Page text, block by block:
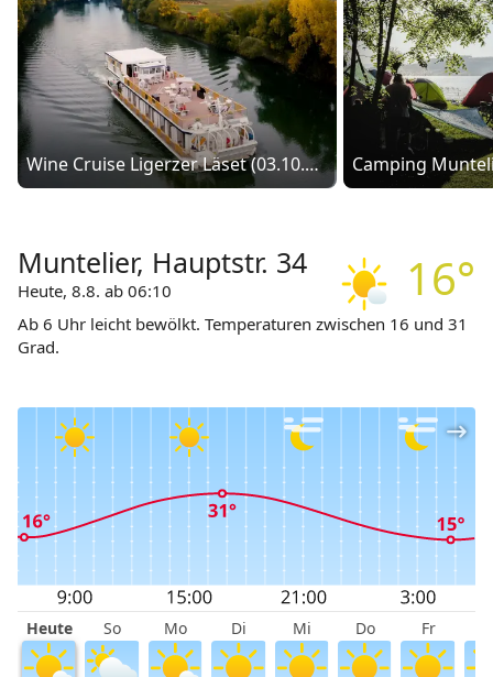
Wine Cruise Ligerzer Läset (03.10.25 – 05.10.25) Camping
16°
Muntelier, Hauptstr. 34
Heute, 8.8. ab 06:10
Ab 6 Uhr leicht bewölkt. Temperaturen zwischen 16 und 31
Grad.
Heute So Mo Di Mi Do Fr